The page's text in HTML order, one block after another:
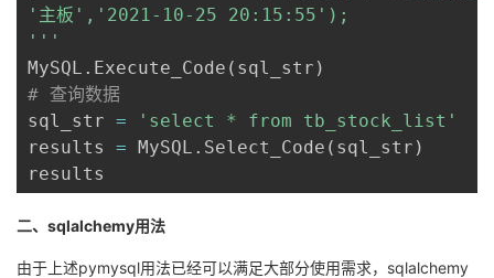
'主板','2021-10-25 20:15:55');
'''
MySQL . Execute_Code ( sql_str )
# 查询数据
sql_str =
'select * from tb_stock_list'
results = MySQL . Select_Code ( sql_str )
results
二、sqlalchemy用法
由于上述pymysql用法已经可以满足大部分使用需求，sqlalchemy